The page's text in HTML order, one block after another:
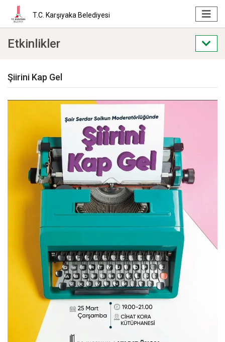
T.C. Karşıyaka Belediyesi
Etkinlikler
Şiirini Kap Gel